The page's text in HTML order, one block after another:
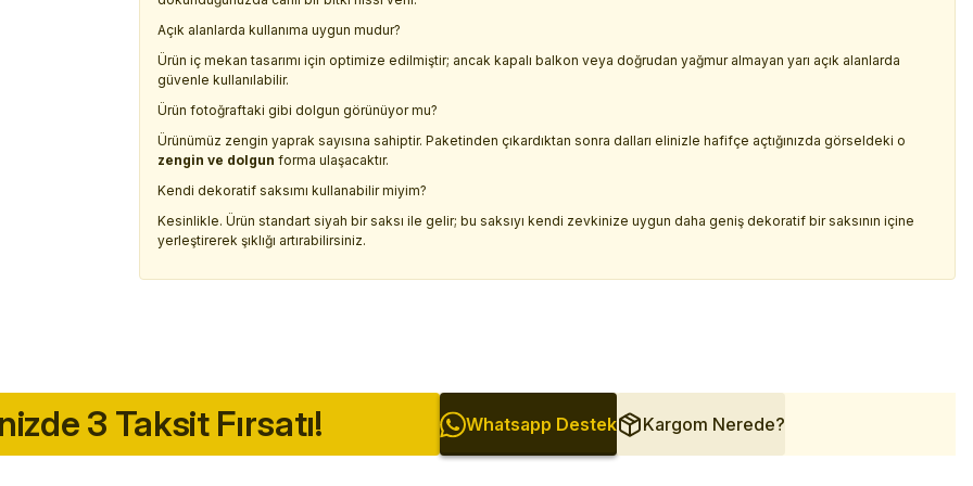
Açık alanlarda kullanıma uygun mudur?
Ürün iç mekan tasarımı için optimize edilmiştir; ancak kapalı balkon veya doğrudan yağmur almayan yarı açık alanlarda
güvenle kullanılabilir.
Ürün fotoğraftaki gibi dolgun görünüyor mu?
Ürünümüz zengin yaprak sayısına sahiptir. Paketinden çıkardıktan sonra dalları elinizle hafifçe açtığınızda görseldeki o
zengin ve dolgun forma ulaşacaktır.
Kendi dekoratif saksımı kullanabilir miyim?
Kesinlikle. Ürün standart siyah bir saksı ile gelir; bu saksıyı kendi zevkinize uygun daha geniş dekoratif bir saksının içine
yerleştirerek şıklığı artırabilirsiniz.
3 Taksit Fırsatı! Whatsapp Destek Kargom Nerede?